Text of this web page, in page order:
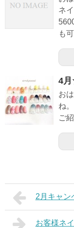
ネ
も
4
お
ね
ご
2月キャン
お客様ネ